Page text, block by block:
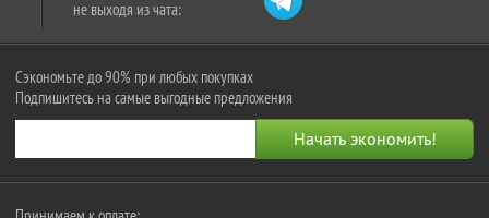
не выходя из чата:
Сэкономьте до 90% при любых покупках
Подпишитесь на самые выгодные предложения